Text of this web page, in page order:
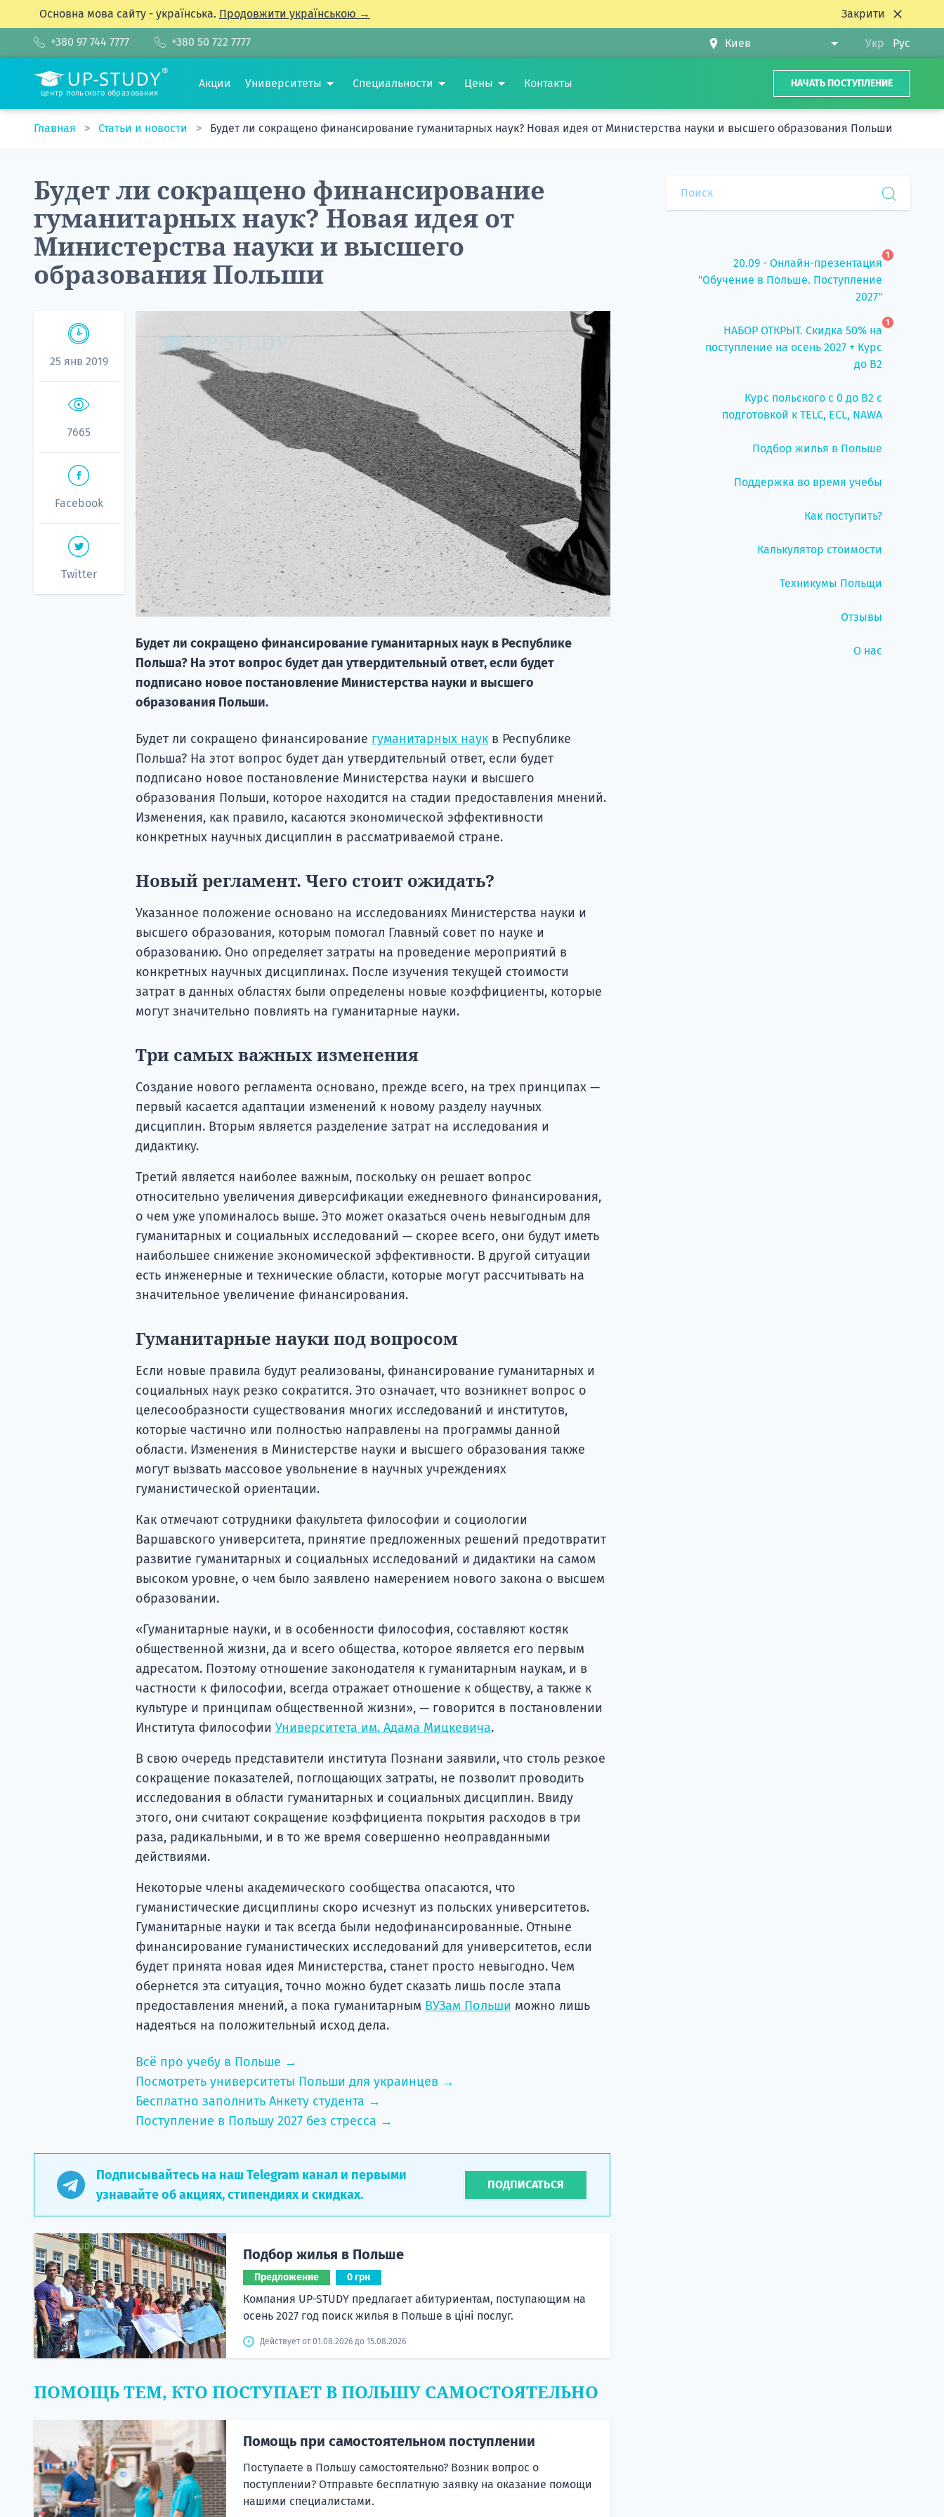
Основна мова сайту - українська. Продовжити українською → Закрити
+380 97 744 7777 +380 50 722 7777 Укр Рус
центр польского образования
Акции Университеты Специальности Цены Контакты НАЧАТЬ ПОСТУПЛЕНИЕ
Главная Статьи и новости Будет ли сокращено финансирование гуманитарных наук? Новая идея от Министерства науки и высшего образования Польши
Будет ли сокращено финансирование
гуманитарных наук? Новая идея от
Министерства науки и высшего
образования Польши
25 янв 2019
7665
Facebook
Twitter
Будет ли сокращено финансирование гуманитарных наук в Республике
Польша? На этот вопрос будет дан утвердительный ответ, если будет
подписано новое постановление Министерства науки и высшего
образования Польши.
Будет ли сокращено финансирование гуманитарных наукв Республике
Польша? На этот вопрос будет дан утвердительный ответ, если будет
подписано новое постановление Министерства науки и высшего
образования Польши, которое находится на стадии предоставления мнений.
Изменения, как правило, касаются экономической эффективности
конкретных научных дисциплин в рассматриваемой стране.
Новый регламент. Чего стоит ожидать?
Указанное положение основано на исследованиях Министерства науки и
высшего образования, которым помогал Главный совет по науке и
образованию. Оно определяет затраты на проведение мероприятий в
конкретных научных дисциплинах. После изучения текущей стоимости
затрат в данных областях были определены новые коэффициенты, которые
могут значительно повлиять на гуманитарные науки.
Три самых важных изменения
Создание нового регламента основано, прежде всего, на трех принципах —
первый касается адаптации изменений к новому разделу научных
дисциплин. Вторым является разделение затрат на исследования и
дидактику.
Третий является наиболее важным, поскольку он решает вопрос
относительно увеличения диверсификации ежедневного финансирования,
о чем уже упоминалось выше. Это может оказаться очень невыгодным для
гуманитарных и социальных исследований — скорее всего, они будут иметь
наибольшее снижение экономической эффективности. В другой ситуации
есть инженерные и технические области, которые могут рассчитывать на
значительное увеличение финансирования.
Гуманитарные науки под вопросом
Если новые правила будут реализованы, финансирование гуманитарных и
социальных наук резко сократится. Это означает, что возникнет вопрос о
целесообразности существования многих исследований и институтов,
которые частично или полностью направлены на программы данной
области. Изменения в Министерстве науки и высшего образования также
могут вызвать массовое увольнение в научных учреждениях
гуманистической ориентации.
Как отмечают сотрудники факультета философии и социологии
Варшавского университета, принятие предложенных решений предотвратит
развитие гуманитарных и социальных исследований и дидактики на самом
высоком уровне, о чем было заявлено намерением нового закона о высшем
образовании.
«Гуманитарные науки, и в особенности философия, составляют костяк
общественной жизни, да и всего общества, которое является его первым
адресатом. Поэтому отношение законодателя к гуманитарным наукам, и в
частности к философии, всегда отражает отношение к обществу, а также к
культуре и принципам общественной жизни», — говорится в постановлении
Института философии Университета им. Адама Мицкевича.
В свою очередь представители института Познани заявили, что столь резкое
сокращение показателей, поглощающих затраты, не позволит проводить
исследования в области гуманитарных и социальных дисциплин. Ввиду
этого, они считают сокращение коэффициента покрытия расходов в три
раза, радикальными, и в то же время совершенно неоправданными
действиями.
Некоторые члены академического сообщества опасаются, что
гуманистические дисциплины скоро исчезнут из польских университетов.
Гуманитарные науки и так всегда были недофинансированные. Отныне
финансирование гуманистических исследований для университетов, если
будет принята новая идея Министерства, станет просто невыгодно. Чем
обернется эта ситуация, точно можно будет сказать лишь после этапа
предоставления мнений, а пока гуманитарным ВУЗам Польши можно лишь
надеяться на положительный исход дела.
Всё про учебу в Польше →
Посмотреть университеты Польши для украинцев →
Бесплатно заполнить Анкету студента →
Поступление в Польшу 2027 без стресса →
Подписывайтесь на наш Telegram канал и первыми
узнавайте об акциях, стипендиях и скидках.
ПОДПИСАТЬСЯ
Подбор жилья в Польше
Предложение 0 грн
Компания UP-STUDY предлагает абитуриентам, поступающим на
осень 2027 год поиск жилья в Польше в ціні послуг.
Действует от 01.08.2026 до 15.08.2026
ПОМОЩЬ ТЕМ, КТО ПОСТУПАЕТ В ПОЛЬШУ САМОСТОЯТЕЛЬНО
Помощь при самостоятельном поступлении
Поступаете в Польшу самостоятельно? Возник вопрос о
поступлении? Отправьте бесплатную заявку на оказание помощи
нашими специалистами.
20.09 - Онлайн-презентация
"Обучение в Польше. Поступление
2027"
1
НАБОР ОТКРЫТ. Скидка 50% на
поступление на осень 2027 + Курс
до B2
1
Курс польского с 0 до B2 с
подготовкой к TELC, ECL, NAWA
Подбор жилья в Польше
Поддержка во время учебы
Как поступить?
Калькулятор стоимости
Техникумы Польщи
Отзывы
О нас